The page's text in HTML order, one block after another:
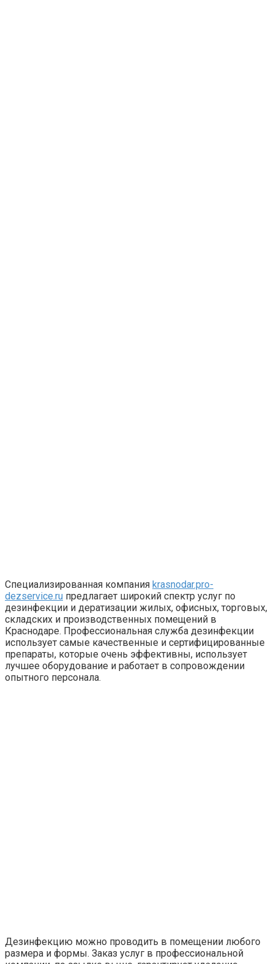
Специализированная компания krasnodar.pro-
dezservice.ru предлагает широкий спектр услуг по
дезинфекции и дератизации жилых, офисных, торговых,
складских и производственных помещений в
Краснодаре. Профессиональная служба дезинфекции
использует самые качественные и сертифицированные
препараты, которые очень эффективны, использует
лучшее оборудование и работает в сопровождении
опытного персонала.
Дезинфекцию можно проводить в помещении любого
размера и формы. Заказ услуг в профессиональной